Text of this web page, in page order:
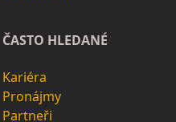
ČASTO HLEDANÉ
Kariéra
Pronájmy
Partneři